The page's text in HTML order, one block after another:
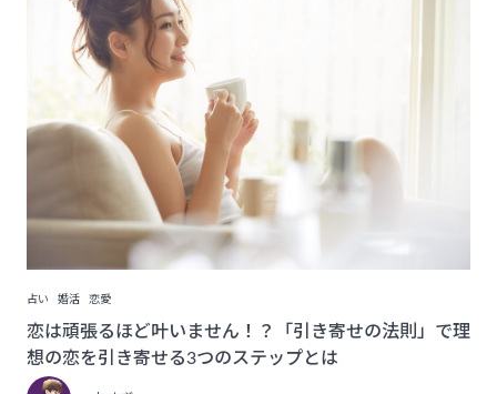
占い 婚活 恋愛
恋は頑張るほど叶いません！？「引き寄せの法則」で理
想の恋を引き寄せる3つのステップとは